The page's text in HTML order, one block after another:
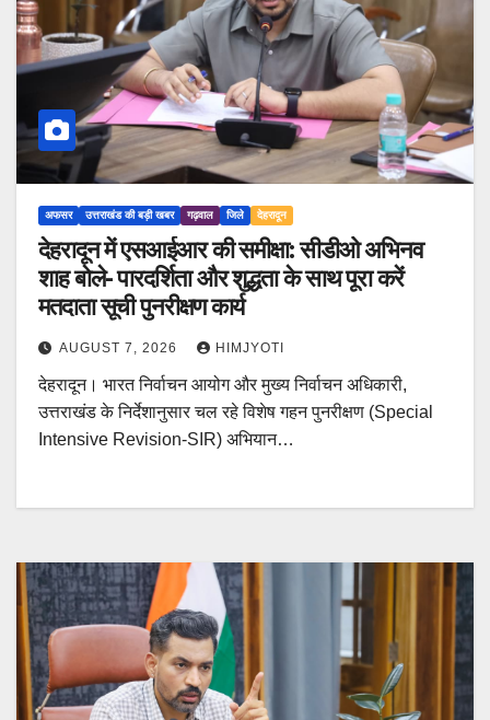
अफसर उत्तराखंड की बड़ी खबर गढ़वाल जिले देहरादून
देहरादून में एसआईआर की समीक्षा: सीडीओ अभिनव
शाह बोले- पारदर्शिता और शुद्धता के साथ पूरा करें
मतदाता सूची पुनरीक्षण कार्य
AUGUST 7, 2026 HIMJYOTI
देहरादून। भारत निर्वाचन आयोग और मुख्य निर्वाचन अधिकारी,
उत्तराखंड के निर्देशानुसार चल रहे विशेष गहन पुनरीक्षण (Special
Intensive Revision-SIR) अभियान…